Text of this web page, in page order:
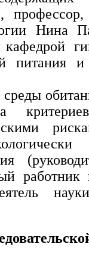
Нина
питания